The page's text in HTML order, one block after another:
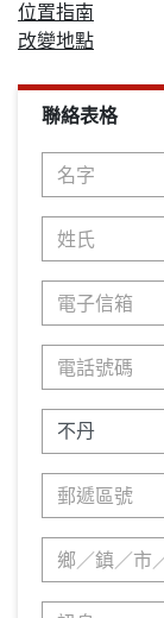
位置指南
改變地點
聯絡表格